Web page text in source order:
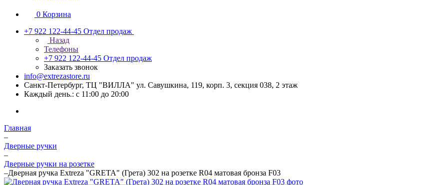
0 Корзина
+7 922 122-44-45 Отдел продаж
Назад
Телефоны
+7 922 122-44-45 Отдел продаж
Заказать звонок
info@extrezastore.ru
Санкт-Петербург, ТЦ "ВИЛЛА" ул. Савушкина, 119, корп. 3, секция 038, 2 этаж
Каждый день.: с 11:00 до 20:00
Главная
–
Дверные ручки
–
Дверные ручки на розетке
–Дверная ручка Extreza "GRETA" (Грета) 302 на розетке R04 матовая бронза F03